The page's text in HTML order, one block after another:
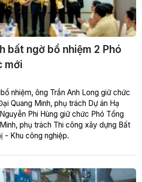
bất ngờ bổ nhiệm 2 Phó
mới
nhiệm, ông Trần Anh Long giữ chức
Quang Minh, phụ trách Dự án Hạ
Phi Hùng giữ chức Phó Tổng
phụ trách Thi công xây dựng Bất
- Khu công nghiệp.